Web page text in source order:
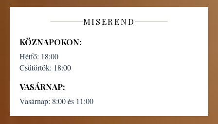
MISEREND
KÖZNAPOKON:
Hétfő: 18:00
Csütörtök: 18:00
VASÁRNAP:
Vasárnap: 8:00 és 11:00